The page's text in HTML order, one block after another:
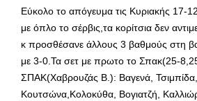
Εύκολο το απόγευμα τις Κυριακής 17-
με όπλο το σέρβις,τα κορίτσια δεν
κ προσθέσανε άλλους 3 βαθμούς στη
με 3-0.Τα σετ με πρωτο το Σπακ(25-
ΣΠΑΚ(Χαβρουζάς Β.): Βαγενά,
Κουτσώνα,Κολοκύθα, Βογιατζή,